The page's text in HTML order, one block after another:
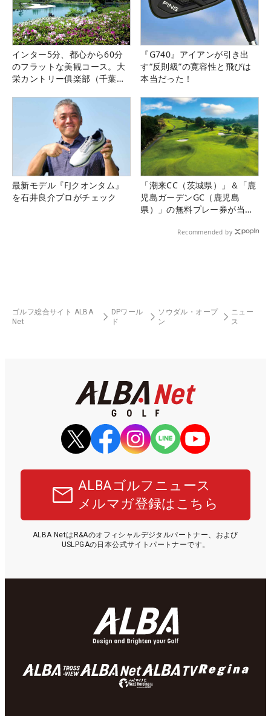
インター5分、都心から60分
のフラットな美観コース。大
栄カントリー俱楽部（千葉
『G740』アイアンが引き出
す“反則級”の寛容性と飛びは
本当だった！
最新モデル『FJクオンタム』
を石井良介プロがチェック
「潮来CC（茨城県）」＆「鹿
児島ガーデンGC（鹿児島
県）」の無料プレー券が当た
Recommended by
ゴルフ総合サイト ALBA
Net
DPワール
ド
ソウダル・オープ
ン
ニュー
ス
ALBAゴルフニュース
メルマガ登録はこちら
ALBA NetはR&Aのオフィシャルデジタルパートナー、および
USLPGAの日本公式サイトパートナーです。